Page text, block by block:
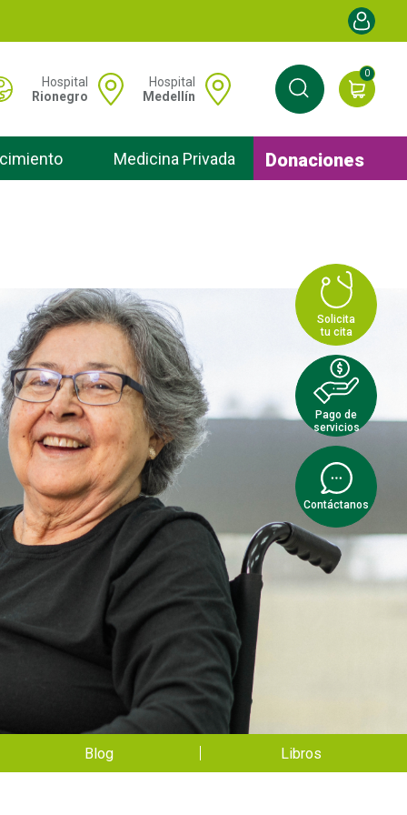
Menú de
hospitales
Hospital
Rionegro
Hospital
Medellín
0
Medicina Privada Donaciones
Blog Libros
Pago de
servicios
Contáctanos
Solicita
tu cita